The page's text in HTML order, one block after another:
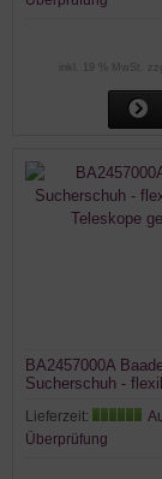
inkl. 19 % MwSt.
BA2457000A
Sucherschuh -
Lieferzeit:
Überprüfung